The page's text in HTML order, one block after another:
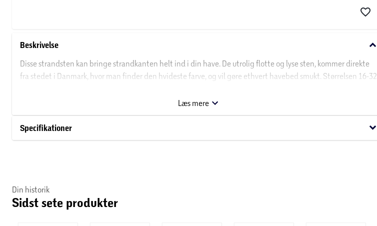
Beskrivelse keyboard_arrow_down
Disse strandsten kan bringe strandkanten helt ind i din have. De utrolig flotte og lyse sten, kommer direkte
fra stedet i Danmark, hvor man finder den hvideste farve, og vil gøre ethvert havebed smukt. Størrelsen 16-32
Læs mere
Specifikationer keyboard_arrow_down
Din historik
Sidst sete produkter